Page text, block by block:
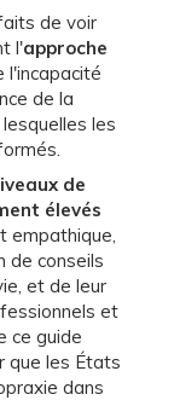
de voir
l'approche
l'incapacité
de la
les
de
élevés
empathique,
de conseils
et de leur
et
ce guide
que les États
dans